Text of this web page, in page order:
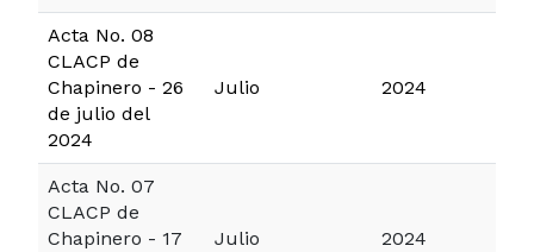
Acta No. 08
CLACP de
Chapinero - 26
de julio del
2024
Julio 2024
Acta No. 07
CLACP de
Chapinero - 17
Julio 2024